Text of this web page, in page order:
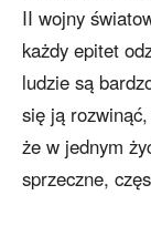
II wojny
każdy epitet
ludzie są
się ją
że w jednym
sprzeczne,